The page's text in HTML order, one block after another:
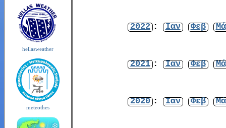
hellasweather
meteothes
2022 : Ιαν Φεβ
2021 : Ιαν Φεβ
2020 : Ιαν Φεβ